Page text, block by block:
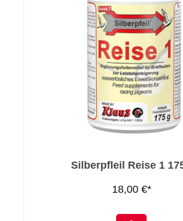
Silberpfleil Reise 1
18,00 €*